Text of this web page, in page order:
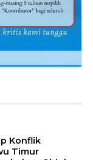
Konflik
Timur